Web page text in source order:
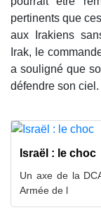
pertinents que
aux Irakiens
Irak, le
a souligné que
défendre son ciel.
Israël : le choc
Un axe de la
Armée de l